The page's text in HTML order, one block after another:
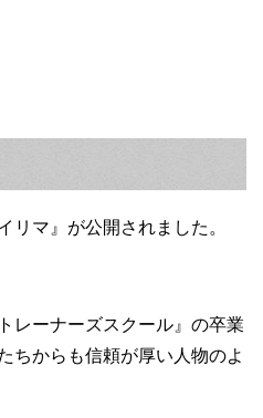
リマ』が公開されました。
レーナーズスクール』の卒業
ちからも信頼が厚い人物のよ